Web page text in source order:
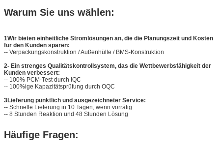
Warum Sie uns wählen:
1Wir bieten einheitliche Stromlösungen an, die die Planungszeit und Kosten
für den Kunden sparen:
-- Verpackungskonstruktion / Außenhülle / BMS-Konstruktion
2- Ein strenges Qualitätskontrollsystem, das die Wettbewerbsfähigkeit der
Kunden verbessert:
-- 100% PCM-Test durch IQC
-- 100%ige Kapazitätsprüfung durch OQC
3Lieferung pünktlich und ausgezeichneter Service:
-- Schnelle Lieferung in 10 Tagen, wenn vorrätig
-- 8 Stunden Reaktion und 48 Stunden Lösung
Häufige Fragen: